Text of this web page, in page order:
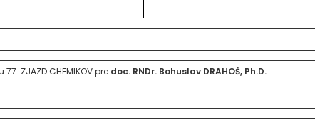
ZJAZD CHEMIKOV pre doc. RNDr. Bohuslav DRAHOŠ, Ph.D.